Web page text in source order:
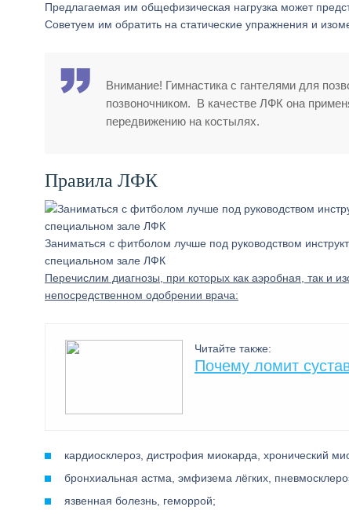
Предлагаемая им общефизическая нагрузка может
Советуем им обратить на статические упражнения и
Внимание! Гимнастика с гантелями для
позвоночником. В качестве ЛФК она
передвижению на костылях.
Правила ЛФК
Заниматься с фитболом лучше под руководством
специальном зале ЛФК
Перечислим диагнозы, при которых как аэробная, так и
непосредственном одобрении врача:
Читайте также:
Почему ломит
кардиосклероз, дистрофия миокарда, хронический
бронхиальная астма, эмфизема лёгких,
язвенная болезнь, геморрой;